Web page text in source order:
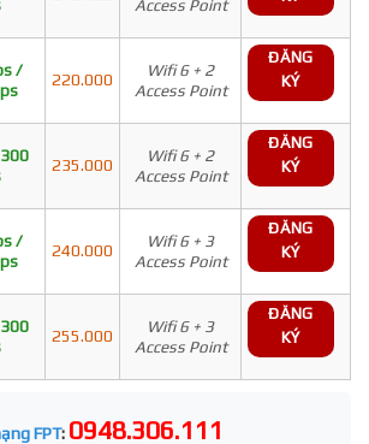
Access Point
/
220.000
Wifi 6 + 2
Access Point
ĐĂNG
KÝ
235.000
Wifi 6 + 2
Access Point
ĐĂNG
KÝ
/
240.000
Wifi 6 + 3
Access Point
ĐĂNG
KÝ
255.000
Wifi 6 + 3
Access Point
ĐĂNG
KÝ
FPT: 0948.306.111